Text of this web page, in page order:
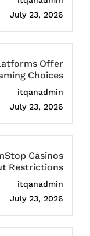
July 23, 2026
Offer
Choices
itqanadmin
July 23, 2026
Casinos
Restrictions
itqanadmin
July 23, 2026